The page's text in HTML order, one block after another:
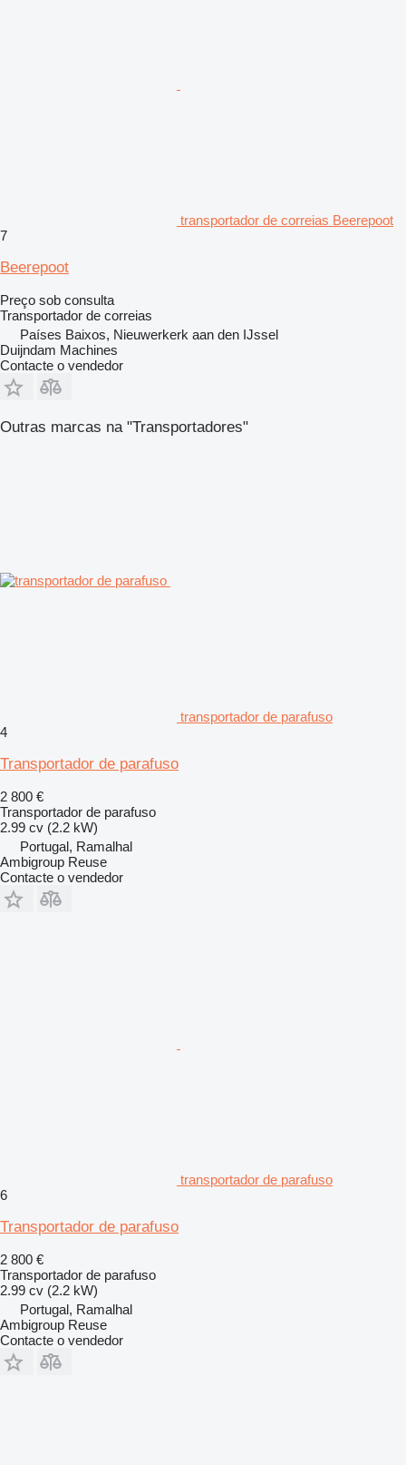
transportador de correias Beerepoot
7
Beerepoot
Preço sob consulta
Transportador de correias
Países Baixos, Nieuwerkerk aan den IJssel
Duijndam Machines
Contacte o vendedor
Outras marcas na "Transportadores"
transportador de parafuso
4
Transportador de parafuso
2 800 €
Transportador de parafuso
2.99 cv (2.2 kW)
Portugal, Ramalhal
Ambigroup Reuse
Contacte o vendedor
transportador de parafuso
6
Transportador de parafuso
2 800 €
Transportador de parafuso
2.99 cv (2.2 kW)
Portugal, Ramalhal
Ambigroup Reuse
Contacte o vendedor